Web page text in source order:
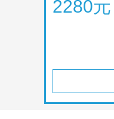
2280元